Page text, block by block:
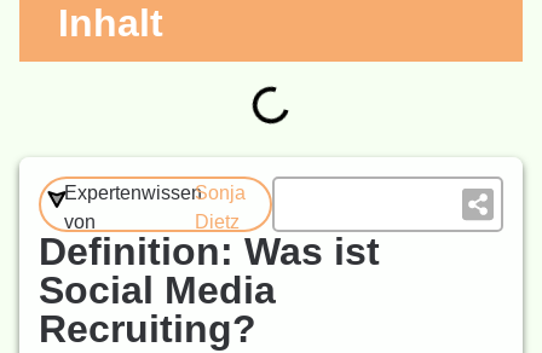
Inhalt
Expertenwissen
von
Sonja
Dietz
Definition: Was ist
Social Media
Recruiting?